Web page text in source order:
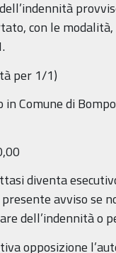
con le
per 1/1)
Comune di
diventa
avviso se
dell’indennità o
opposizione